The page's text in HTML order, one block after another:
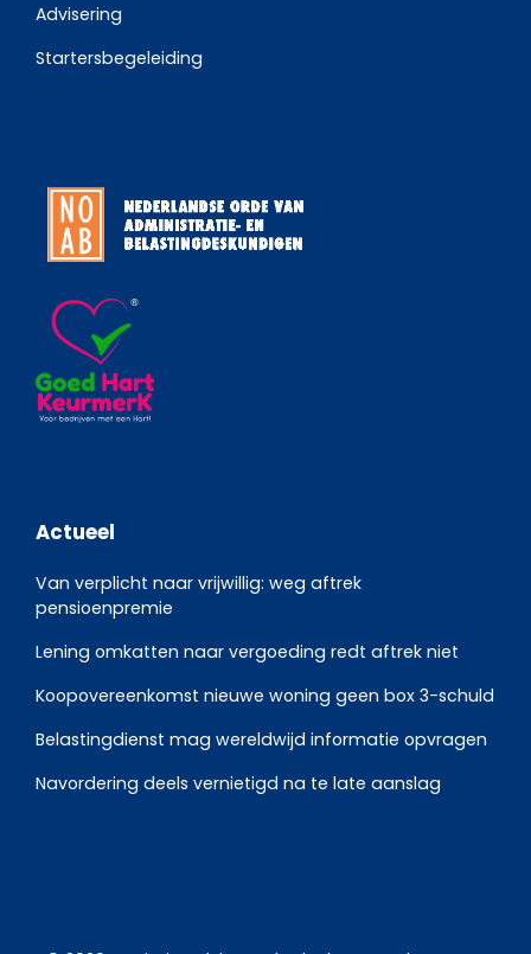
Advisering
Startersbegeleiding
Actueel
Van verplicht naar vrijwillig: weg aftrek
pensioenpremie
Lening omkatten naar vergoeding redt aftrek niet
Koopovereenkomst nieuwe woning geen box 3-schuld
Belastingdienst mag wereldwijd informatie opvragen
Navordering deels vernietigd na te late aanslag